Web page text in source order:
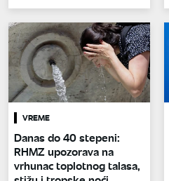
VREME
Danas do 40 stepeni:
RHMZ upozorava na
vrhunac toplotnog talasa,